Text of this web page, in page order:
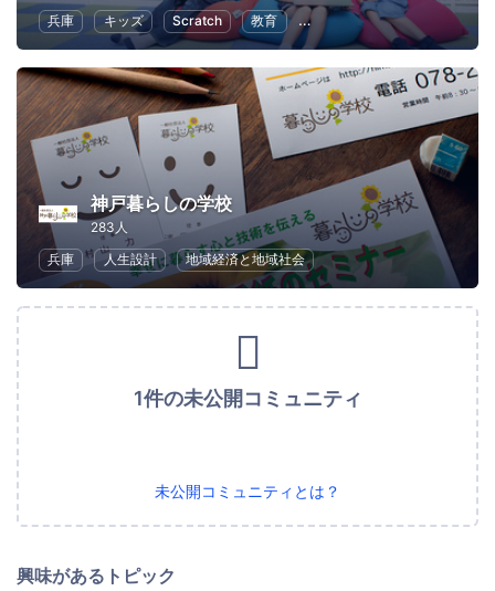
兵庫
キッズ Scratch 教育 子供向けプログラミング
神戸暮らしの学校
283人
兵庫
人生設計 地域経済と地域社会
1件の未公開コミュニティ
未公開コミュニティとは？
興味があるトピック